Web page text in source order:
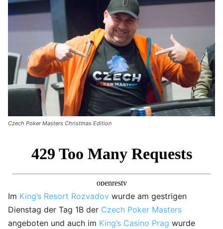
Czech Poker Masters Christmas Edition
Im King’s Resort Rozvadov wurde am gestrigen
Dienstag der Tag 1B der Czech Poker Masters
angeboten und auch im King’s Casino Prag wurde